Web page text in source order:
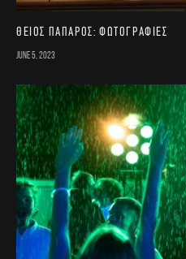
Θείος Πάπαρος: Φωτογραφίες
June 5, 2023